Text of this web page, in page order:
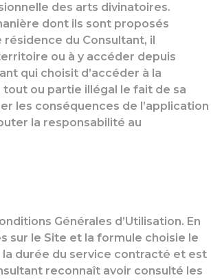
des arts divinatoires.
dont ils sont proposés
du Consultant, il
ou à y accéder depuis
qui choisit d’accéder à la
ou partie illégal le fait de sa
les conséquences de l’application
la responsabilité au
Générales d’Utilisation. En
sur le Site et la formule choisie le
durée du service contracté et est
reconnaît avoir consulté les